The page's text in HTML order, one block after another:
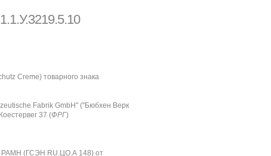
Сreme) товарного знака
Fabrik GmbH" ("Бюбхен Верк
37 (ФРГ)
РАМН (ГСЭН RU.ЦО.А 148) от